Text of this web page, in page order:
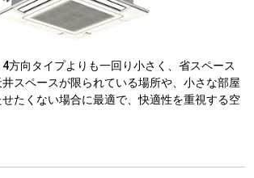
方向タイプよりも一回り小さく、省スペース
スペースが限られている場所や、小さな部屋
たくない場合に最適で、快適性を重視する空